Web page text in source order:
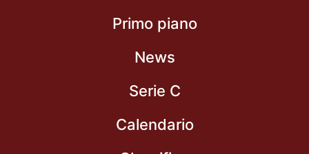
Primo piano
News
Serie C
Calendario